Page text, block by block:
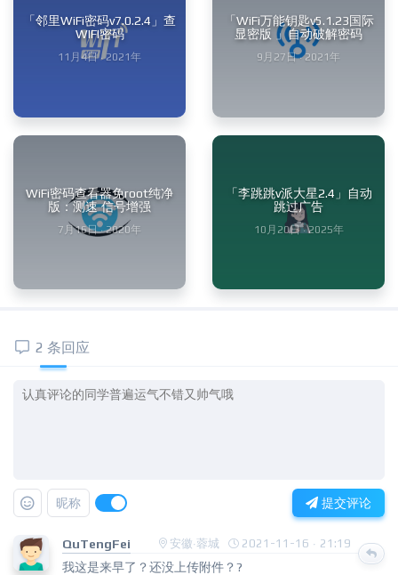
「邻里WiFi密码v7.0.2.4」查
WIFI密码
11月4日 · 2021年
「WiFi万能钥匙v5.1.23国际
显密版 」自动破解密码
9月27日 · 2021年
WiFi密码查看器免root纯净
版：测速 信号增强
7月16日 · 2020年
「李跳跳v派大星2.4」自动
跳过广告
10月20日 · 2025年
2 条回应
昵称 提交评论
QuTengFei 安徽·蓉城 2021-11-16 · 21:19
我这是来早了？还没上传附件？?